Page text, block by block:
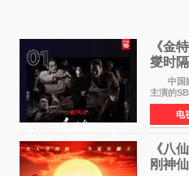
《金
燮时
剧新
中国娱
主演的
月11日播
瞬间最
录，更稳
电
《八
刚神